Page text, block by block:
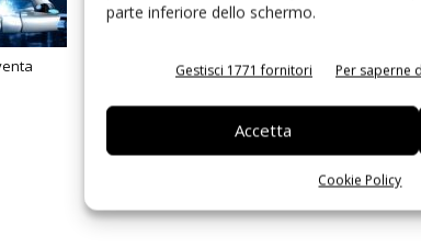
parte inferiore dello schermo.
Gestisci 1771 fornitori Per saperne
Accetta
Cookie Policy
Smart home: la sfida passa da
Siemens e